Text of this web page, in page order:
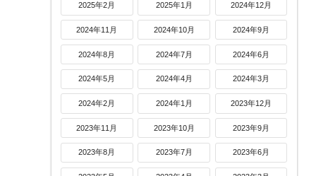
2025年2月 2025年1月 2024年12月
2024年11月 2024年10月 2024年9月
2024年8月 2024年7月 2024年6月
2024年5月 2024年4月 2024年3月
2024年2月 2024年1月 2023年12月
2023年11月 2023年10月 2023年9月
2023年8月 2023年7月 2023年6月